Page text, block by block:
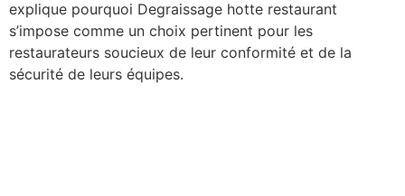
explique pourquoi Degraissage hotte restaurant
s’impose comme un choix pertinent pour les
restaurateurs soucieux de leur conformité et de la
sécurité de leurs équipes.